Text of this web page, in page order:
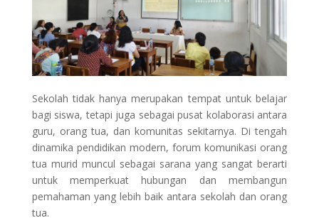
Sekolah tidak hanya merupakan tempat untuk belajar
bagi siswa, tetapi juga sebagai pusat kolaborasi antara
guru, orang tua, dan komunitas sekitarnya. Di tengah
dinamika pendidikan modern, forum komunikasi orang
tua murid muncul sebagai sarana yang sangat berarti
untuk memperkuat hubungan dan membangun
pemahaman yang lebih baik antara sekolah dan orang
tua.